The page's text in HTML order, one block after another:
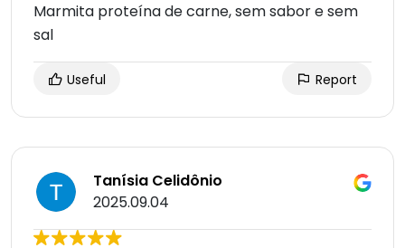
Marmita proteína de carne, sem sabor e sem
sal
Useful Report
Tanísia Celidônio
2025.09.04